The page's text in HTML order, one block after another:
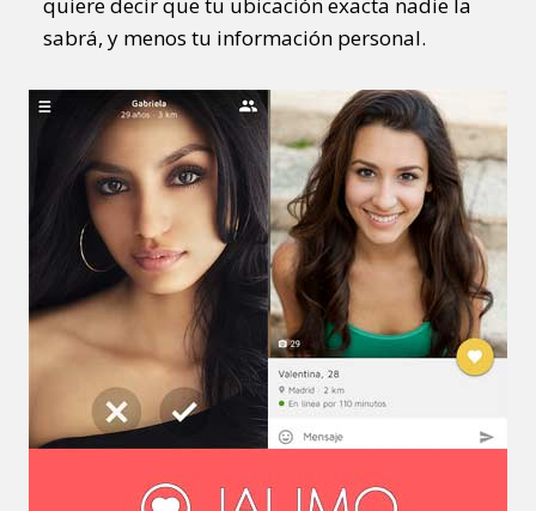
sabrá, y menos tu información personal.